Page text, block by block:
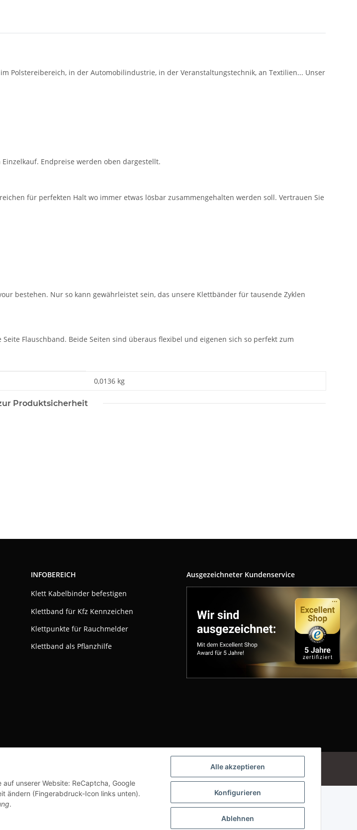
Alle akzeptieren
Konfigurieren
Ablehnen
unserer Website: ReCaptcha, Google
ändern (Fingerabdruck-Icon links unten).
.
Polstereibereich, in der Automobilindustrie, in der Veranstaltungstechnik, an Textilien... Unser
Endpreise werden oben dargestellt.
für perfekten Halt wo immer etwas lösbar zusammengehalten werden soll. Vertrauen Sie
bestehen. Nur so kann gewährleistet sein, das unsere Klettbänder für tausende Zyklen
Flauschband. Beide Seiten sind überaus flexibel und eigenen sich so perfekt zum
0,0136 kg
Produktsicherheit
INFOBEREICH
Klett Kabelbinder befestigen
Klettband für Kfz Kennzeichen
Klettpunkte für Rauchmelder
Klettband als Pflanzhilfe
Ausgezeichneter Kundenservice
Powered by